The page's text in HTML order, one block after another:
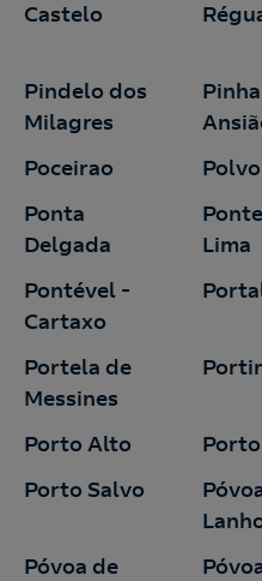
Contacte-nos
Contacte-nos para
Nós ligamos!
Acepto la política
Nós ligamos!
Castelo
Pindelo dos
Milagres
Poceirao
Ponta
Delgada
Lima
Pontével -
Cartaxo
Portela de
Messines
Porto Alto
Porto Salvo
Póvoa de